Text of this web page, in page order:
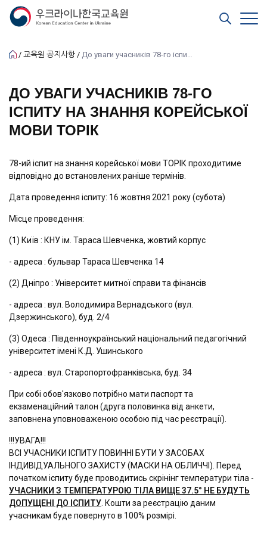
교육원 공지사항 До уваги учасників 78-го іспиту на знання корейської мови ТОРІК
ДО УВАГИ УЧАСНИКІВ 78-ГО
ІСПИТУ НА ЗНАННЯ КОРЕЙСЬКОЇ
МОВИ ТОРІК
78-ий іспит на знання корейської мови ТОРІК проходитиме
відповідно до встановлених раніше термінів.
Дата проведення іспиту: 16 жовтня 2021 року (субота)
Місце проведення:
(1) Київ : КНУ ім. Тараса Шевченка, жовтий корпус
- адреса : бульвар Тараса Шевченка 14
(2) Дніпро : Університет митної справи та фінансів
- адреса : вул. Володимира Вернадського (вул.
Дзержинського), буд. 2/4
(3) Одеса : Південноукраїнський національний педагогічний
університет імені К.Д. Ушинського
- адреса : вул. Старопортофранківська, буд. 34
При собі обов'язково потрібно мати паспорт та
екзаменаційний талон (друга половинка від анкети,
заповнена уповноваженою особою під час реєстрації).
!!!УВАГА!!!
ВСІ УЧАСНИКИ ІСПИТУ ПОВИННІ БУТИ У ЗАСОБАХ
ІНДИВІДУАЛЬНОГО ЗАХИСТУ (МАСКИ НА ОБЛИЧЧІ). Перед
початком іспиту буде проводитись скрінінг температури тіла -
УЧАСНИКИ З ТЕМПЕРАТУРОЮ ТІЛА ВИЩЕ 37.5° НЕ БУДУТЬ
ДОПУЩЕНІ ДО ІСПИТУ . Кошти за реєстрацію даним
учасникам буде повернуто в 100% розмірі.